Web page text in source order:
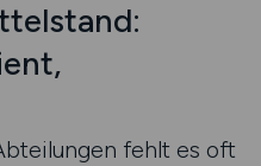
fehlt es oft